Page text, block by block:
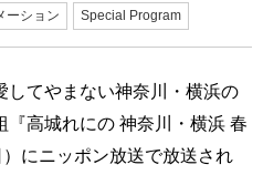
ーション Special Program
してやまない神奈川・横浜の
高城れにの 神奈川・横浜 春
にニッポン放送で放送され